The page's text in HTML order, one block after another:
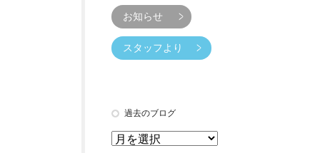
お知らせ
スタッフより
過去のブログ